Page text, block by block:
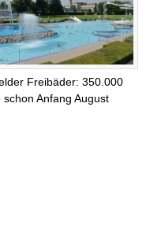
Freibäder: 350.000
schon Anfang August